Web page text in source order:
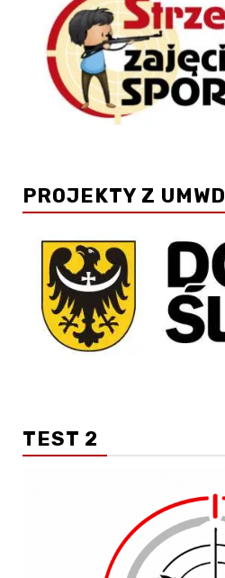
PROJEKTY Z UMWD
TEST 2